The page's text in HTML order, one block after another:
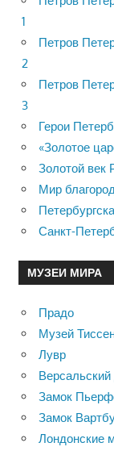
1
Петров
2
Петров
3
Герои
«Золотое
Золотой век
Мир
Санкт-
МУЗЕИ МИРА
Прадо
Музей
Лувр
Замок
Замок
Лондонские